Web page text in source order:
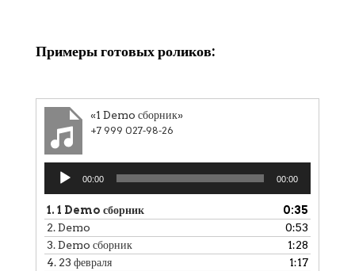
Примеры готовых роликов:
«1 Demo сборник»
+7 999 027-98-26
Аудиоплеер
00:00 00:00
1. 1 Demo сборник
0:35
2.Demo
0:53
3.Demo сборник
1:28
4. 23 февраля
1:17